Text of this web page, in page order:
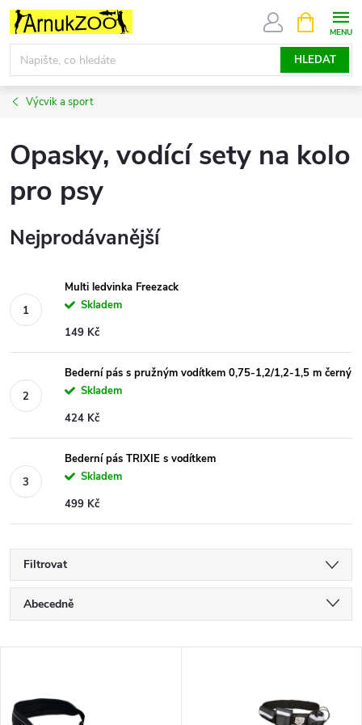
Přejít
obsah
HLEDAT
NÁKUPNÍ
KOŠÍK
Výcvik a sport
Opasky, vodící sety na kolo
pro psy
Nejprodávanější
Multi ledvinka Freezack
Skladem
149 Kč
Bederní pás s pružným vodítkem 0,75-1,2/1,2-1,5 m černý
Skladem
424 Kč
Bederní pás TRIXIE s vodítkem
Skladem
499 Kč
Filtrovat
Ř
a
Abecedně
Nejprodávanější
ý